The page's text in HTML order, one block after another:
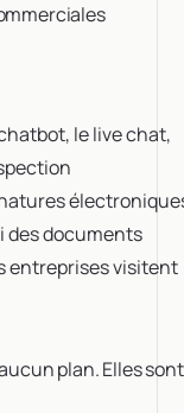
le live chat,
des documents
entreprises visitent
plan. Elles sont